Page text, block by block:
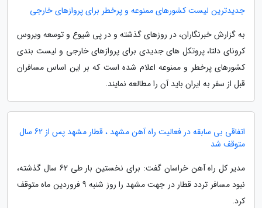
جدیدترین لیست کشورهای ممنوعه و پرخطر برای پروازهای خارجی
به گزارش خبرنگاران، در روزهای گذشته و در پی شیوع و توسعه ویروس
کرونای دلتا، پروتکل های جدیدی برای پروازهای خارجی و لیست بندی
کشورهای پرخطر و ممنوعه اعلام شده است که بر این اساس مسافران
قبل از سفر به ایران باید آن را مطالعه نمایند.
اتفاقی بی سابقه در فعالیت راه آهن مشهد ، قطار مشهد پس از 62 سال
متوقف شد
مدیر کل راه آهن خراسان گفت: برای نخستین بار طی 62 سال گذشته،
نبود مسافر تردد قطار در جهت مشهد را روز شنبه 9 فروردین ماه متوقف
کرد.